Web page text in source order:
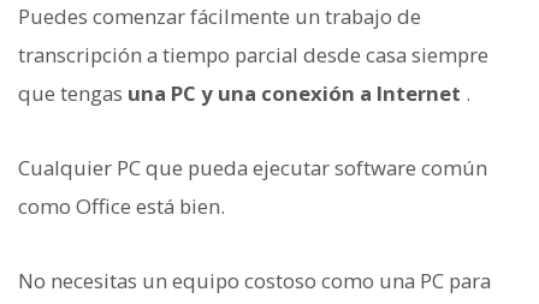
Puedes comenzar fácilmente un trabajo de
transcripción a tiempo parcial desde casa siempre
que tengas una PC y una conexión a Internet .
Cualquier PC que pueda ejecutar software común
como Office está bien.
No necesitas un equipo costoso como una PC para